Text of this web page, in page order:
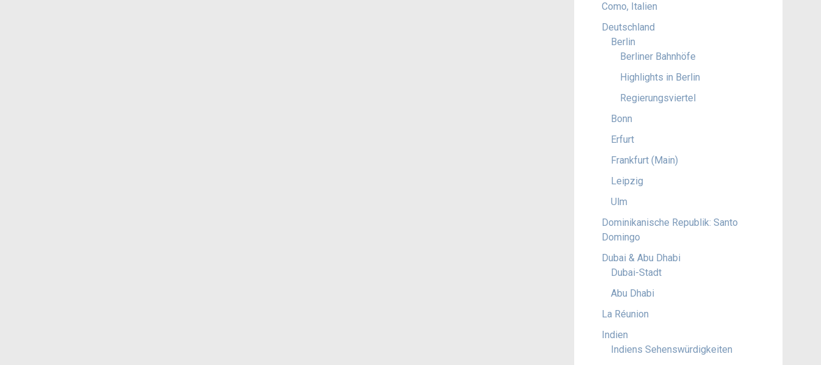
Como, Italien
Deutschland
Berlin
Berliner Bahnhöfe
Highlights in Berlin
Regierungsviertel
Bonn
Erfurt
Frankfurt (Main)
Leipzig
Ulm
Dominikanische Republik: Santo
Domingo
Dubai & Abu Dhabi
Dubai-Stadt
Abu Dhabi
La Réunion
Indien
Indiens Sehenswürdigkeiten